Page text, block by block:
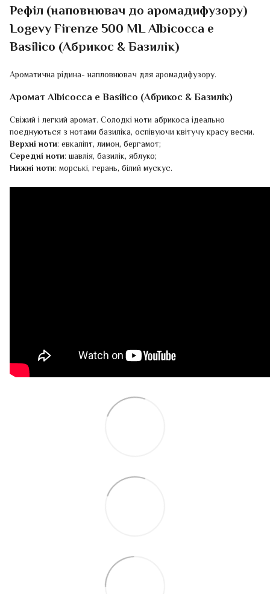
Рефіл (наповнювач до аромадифузору)
Logevy Firenze 500 ML Albicocca e
Basilico (Абрикос & Базилік)
Ароматична рідина- напловнювач для аромадифузору.
Аромат Albicocca e Basilico (Абрикос & Базилік)
Свіжий і легкий аромат. Солодкі ноти абрикоса ідеально
поєднуються з нотами базиліка, оспівуючи квітучу красу весни.
Верхні ноти: евкаліпт, лимон, бергамот;
Середні ноти: шавлія, базилік, яблуко;
Нижні ноти: морські, герань, білий мускус.